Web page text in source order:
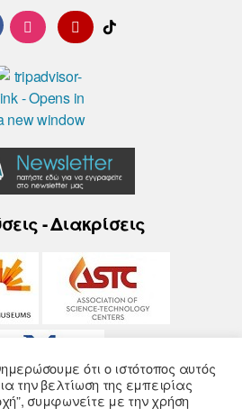
- Διακρίσεις
ότι ο ιστότοπος αυτός
την βελτίωση της εμπειρίας
συμφωνείτε με την χρήση